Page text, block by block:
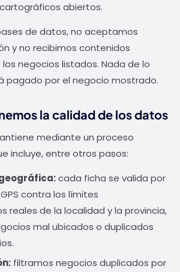
abiertos.
de datos, no aceptamos
y no recibimos contenidos
negocios listados. Nada de lo
pagado por el negocio mostrado.
la calidad de los datos
mediante un proceso
incluye, entre otros pasos:
cada ficha se valida por
contra los límites
reales de la localidad y la provincia,
mal ubicados o duplicados
filtramos negocios duplicados por